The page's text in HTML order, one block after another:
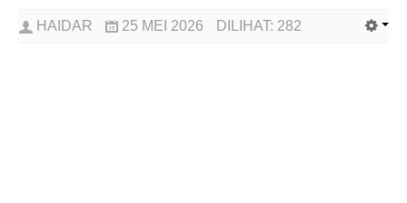
HAIDAR 25 MEI 2026 DILIHAT: 282